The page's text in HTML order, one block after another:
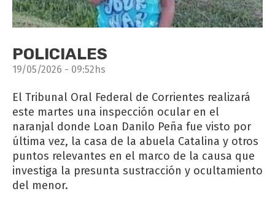
POLICIALES
19/05/2026 - 09:52hs
El Tribunal Oral Federal de Corrientes realizará
este martes una inspección ocular en el
naranjal donde Loan Danilo Peña fue visto por
última vez, la casa de la abuela Catalina y otros
puntos relevantes en el marco de la causa que
investiga la presunta sustracción y ocultamiento
del menor.